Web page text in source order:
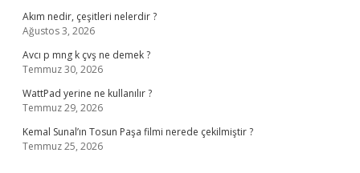
Akım nedir, çeşitleri nelerdir ?
Ağustos 3, 2026
Avcı p mng k çvş ne demek ?
Temmuz 30, 2026
WattPad yerine ne kullanılır ?
Temmuz 29, 2026
Kemal Sunal’ın Tosun Paşa filmi nerede çekilmiştir ?
Temmuz 25, 2026